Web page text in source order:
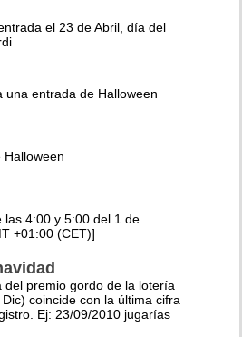
el 23 de Abril, día del
una entrada de Halloween
Halloween
las 4:00 y 5:00 del 1 de
+01:00 (CET)]
del premio gordo de la lotería
coincide con la última cifra
Ej: 23/09/2010 jugarías